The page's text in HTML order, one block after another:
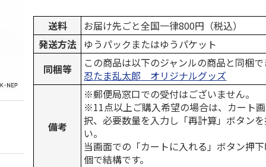
送料
お届け先ごと全国一律800円（税込）
発送方法 ゆうパックまたはゆうパケット
同梱等
この商品は以下のジャンルの商品と同梱
忍たま乱太郎 オリジナルグッズ
備考
※郵便局窓口での受付はございません。
※11点以上ご購入希望の場合は、カート
択、必要数量を入力し「再計算」ボタン
い。
当画面での「カートに入れる」ボタン押
個で結構です。